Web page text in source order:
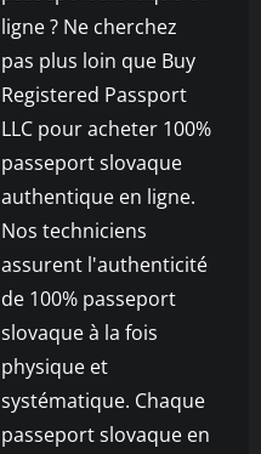
ligne ? Ne cherchez
pas plus loin que Buy
Registered Passport
LLC pour acheter 100%
passeport slovaque
authentique en ligne.
Nos techniciens
assurent l'authenticité
de 100% passeport
slovaque à la fois
physique et
systématique. Chaque
passeport slovaque en